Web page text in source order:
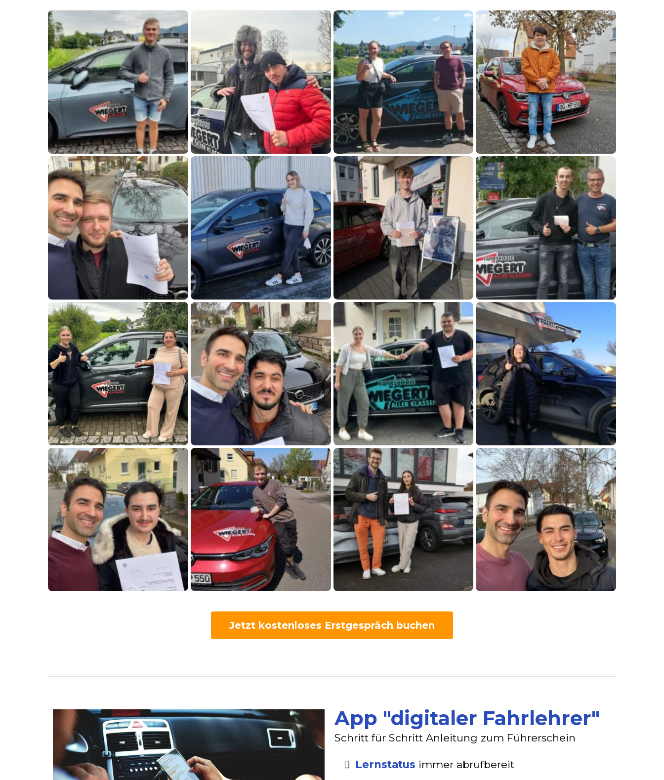
Jetzt kostenloses Erstgespräch buchen
App "digitaler Fahrlehrer"
Schritt für Schritt Anleitung zum Führerschein
Lernstatus immer abrufbereit